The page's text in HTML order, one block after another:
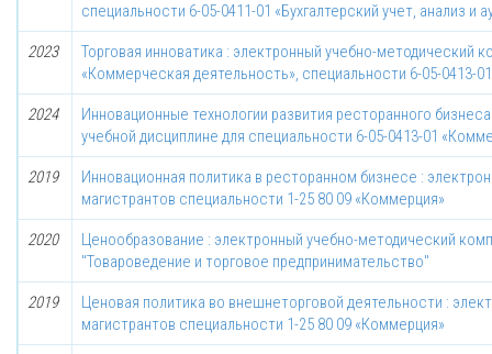
специальности 6-05-0411-01 «Бухгалтерский учет, анализ и
2023
Торговая инноватика : электронный учебно-методический
«Коммерческая деятельность», специальности 6-05-0413-
2024
Инновационные технологии развития ресторанного
учебной дисциплине для специальности 6-05-0413-01
2019
Инновационная политика в ресторанном бизнесе :
магистрантов специальности 1-25 80 09 «Коммерция»
2020
Ценообразование : электронный учебно-методический
"Товароведение и торговое предпринимательство"
2019
Ценовая политика во внешнеторговой деятельности :
магистрантов специальности 1-25 80 09 «Коммерция»